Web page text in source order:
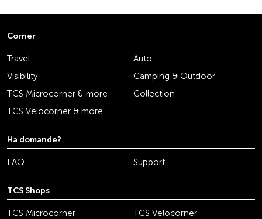
Corner
Travel
Auto
Visibility
Camping & Outdoor
TCS Microcorner & more
Collection
TCS Velocorner & more
Ha domande?
FAQ Support
TCS Shops
TCS Microcorner
TCS Velocorner